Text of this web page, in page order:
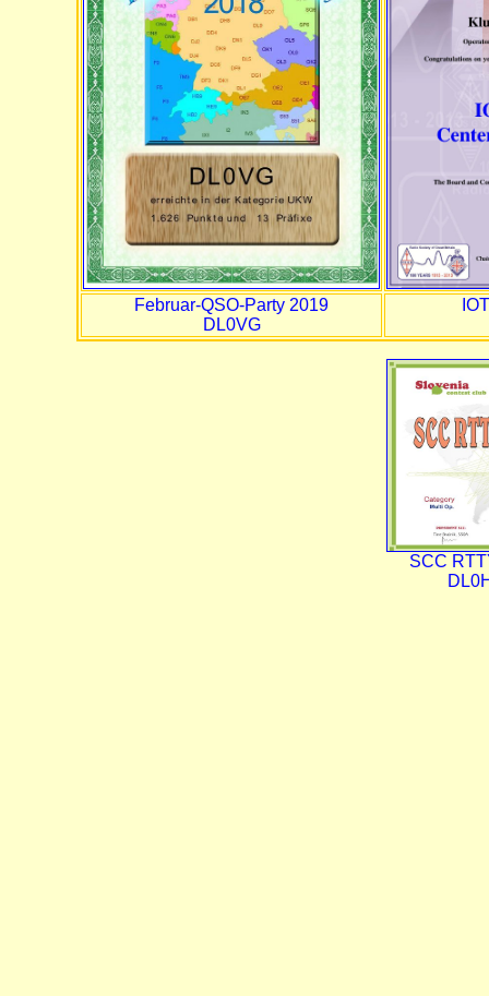
Februar-QSO-Party 2019
DL0VG
SCC